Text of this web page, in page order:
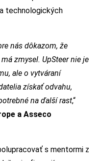
technologických
nás dôkazom, že
zmysel. UpSteer nie je
ale o vytváraní
získať odvahu,
na ďalší rast,“
a Asseco
s mentormi z